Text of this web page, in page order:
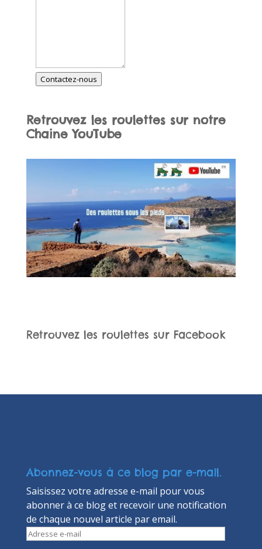
Contactez-nous
Retrouvez les roulettes sur notre
ChaineYouTube
Retrouvez les roulettes sur Facebook
Abonnez-vous à ce blog par e-mail.
Saisissez votre adresse e-mail pour vous
abonner à ce blog et recevoir une notification
de chaque nouvel article par email.
Adresse